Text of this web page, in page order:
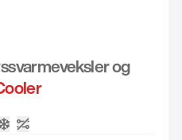
og